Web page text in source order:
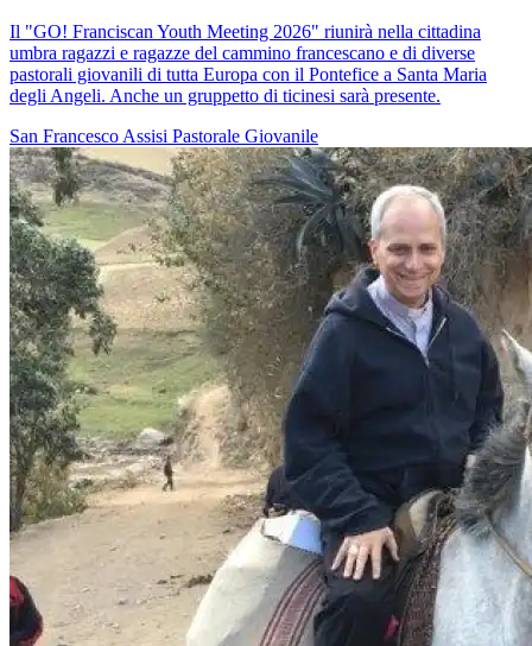
Il "GO! Franciscan Youth Meeting 2026" riunirà nella cittadina
umbra ragazzi e ragazze del cammino francescano e di diverse
pastorali giovanili di tutta Europa con il Pontefice a Santa Maria
degli Angeli. Anche un gruppetto di ticinesi sarà presente.
San Francesco Assisi Pastorale Giovanile